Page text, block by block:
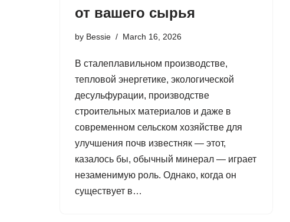
от вашего сырья
by Bessie March 16, 2026
В сталеплавильном производстве,
тепловой энергетике, экологической
десульфурации, производстве
строительных материалов и даже в
современном сельском хозяйстве для
улучшения почв известняк — этот,
казалось бы, обычный минерал — играет
незаменимую роль. Однако, когда он
существует в…